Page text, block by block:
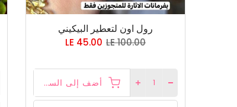
رول اون لتعطير البيكيني
LE 100.00
LE 45.00
أضف إلى السلة